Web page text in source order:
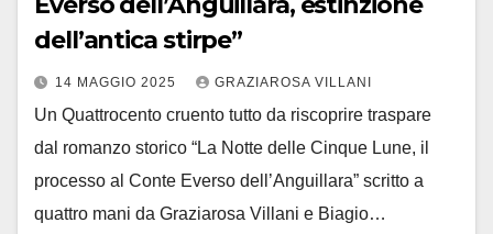
dell’antica stirpe”
14 MAGGIO 2025 GRAZIAROSA VILLANI
Un Quattrocento cruento tutto da riscoprire traspare
dal romanzo storico “La Notte delle Cinque Lune, il
processo al Conte Everso dell’Anguillara” scritto a
quattro mani da Graziarosa Villani e Biagio…